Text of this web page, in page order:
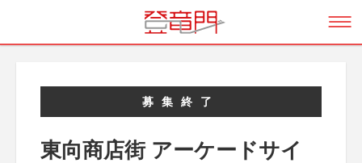
募集終了
東向商店街 アーケードサイ